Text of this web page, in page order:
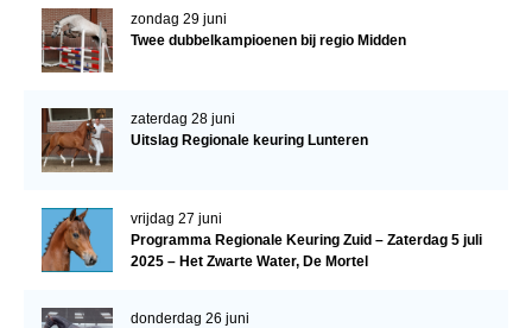
zondag 29 juni
Twee dubbelkampioenen bij regio Midden
zaterdag 28 juni
Uitslag Regionale keuring Lunteren
vrijdag 27 juni
Programma Regionale Keuring Zuid – Zaterdag 5 juli
2025 – Het Zwarte Water, De Mortel
donderdag 26 juni